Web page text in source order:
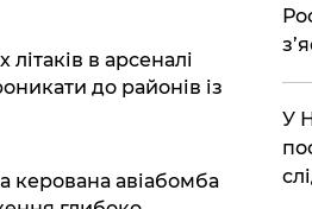
в арсеналі
до районів із
керована авіабомба
​У